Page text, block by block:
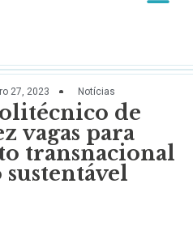
27, 2023 Notícias
de
vagas para
transnacional